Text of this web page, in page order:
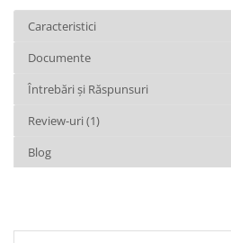
Caracteristici
Documente
Întrebări și Răspunsuri
Review-uri (1)
Blog